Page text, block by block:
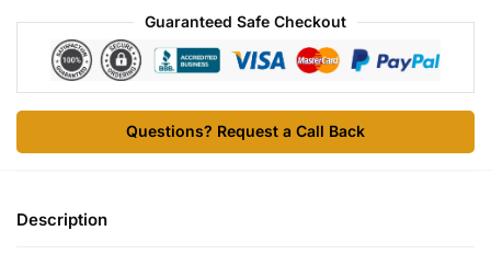
Guaranteed Safe Checkout
Questions? Request a Call Back
Description